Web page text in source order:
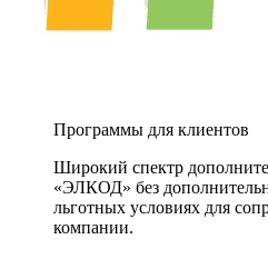
Программы для клиентов
Широкий спектр
«ЭЛКОД» без
льготных условиях для
компании.